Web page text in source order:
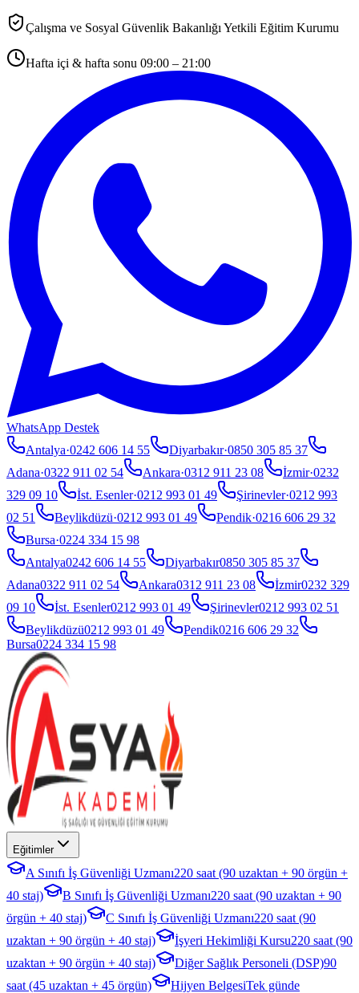
Çalışma ve Sosyal Güvenlik Bakanlığı Yetkili Eğitim Kurumu
Hafta içi & hafta sonu 09:00 – 21:00
WhatsApp Destek
Antalya·0242 606 14 55 Diyarbakır·0850 305 85 37
Adana·0322 911 02 54 Ankara·0312 911 23 08 İzmir·0232
329 09 10
İst. Esenler·0212 993 01 49 Şirinevler·0212 993
02 51
Beylikdüzü·0212 993 01 49 Pendik·0216 606 29 32
Bursa·0224 334 15 98
Antalya0242 606 14 55 Diyarbakır0850 305 85 37
Adana0322 911 02 54 Ankara0312 911 23 08 İzmir0232 329
09 10
İst. Esenler0212 993 01 49 Şirinevler0212 993 02 51
Beylikdüzü0212 993 01 49 Pendik0216 606 29 32
Bursa0224 334 15 98
Eğitimler
A Sınıfı İş Güvenliği Uzmanı220 saat (90 uzaktan + 90 örgün +
40 staj)
B Sınıfı İş Güvenliği Uzmanı220 saat (90 uzaktan + 90
örgün + 40 staj)
C Sınıfı İş Güvenliği Uzmanı220 saat (90
uzaktan + 90 örgün + 40 staj)
İşyeri Hekimliği Kursu220 saat (90
uzaktan + 90 örgün + 40 staj)
Diğer Sağlık Personeli (DSP)90
saat (45 uzaktan + 45 örgün)
Hijyen BelgesiTek günde